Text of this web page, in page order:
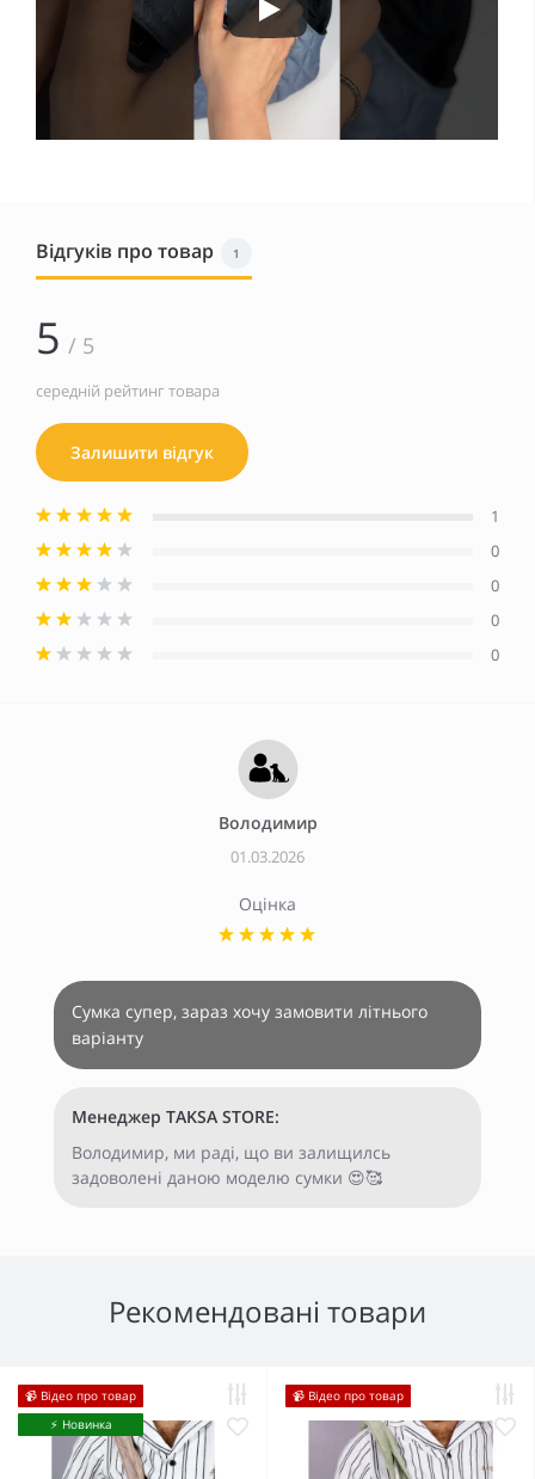
Відгуків про товар 1
5 / 5
середній рейтинг товара
Залишити відгук
1
0
0
0
0
Володимир
01.03.2026
Оцінка
Сумка супер, зараз хочу замовити літнього
варіанту
Менеджер TAKSA STORE:
Володимир, ми раді, що ви залищилсь
задоволені даною моделю сумки 😍🥰
Рекомендовані товари
📹 Відео про товар
⚡️ Новинка
📹 Відео про товар